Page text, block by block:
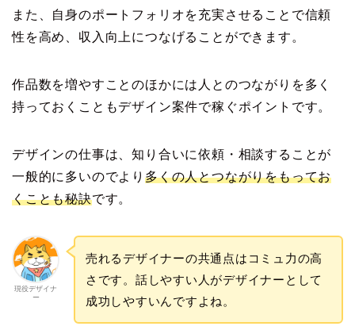
また、自身のポートフォリオを充実させることで信頼
性を高め、収入向上につなげることができます。
作品数を増やすことのほかには人とのつながりを多く
持っておくこともデザイン案件で稼ぐポイントです。
デザインの仕事は、知り合いに依頼・相談することが
一般的に多いのでより 多くの人とつながりをもってお
くことも秘訣です。
現役デザイナ
ー
売れるデザイナーの共通点はコミュ力の高
さです。話しやすい人がデザイナーとして
成功しやすいんですよね。